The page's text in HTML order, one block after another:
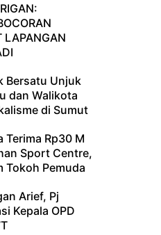
LAPANGAN
Bersatu Unjuk
dan Walikota
di Sumut
Terima Rp30 M
Sport Centre,
Tokoh Pemuda
Arief, Pj
Kepala OPD